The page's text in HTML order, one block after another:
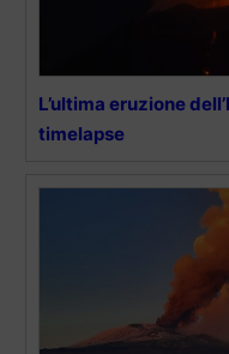
L’ultima eruzione
timelapse